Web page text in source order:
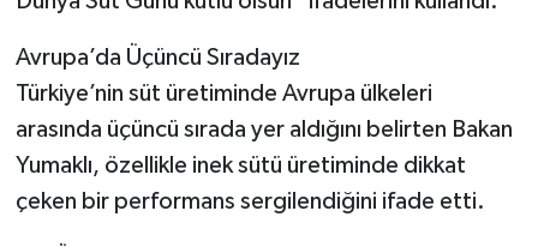
Avrupa’da Üçüncü Sıradayız
Türkiye’nin süt üretiminde Avrupa ülkeleri
arasında üçüncü sırada yer aldığını belirten Bakan
Yumaklı, özellikle inek sütü üretiminde dikkat
çeken bir performans sergilendiğini ifade etti.